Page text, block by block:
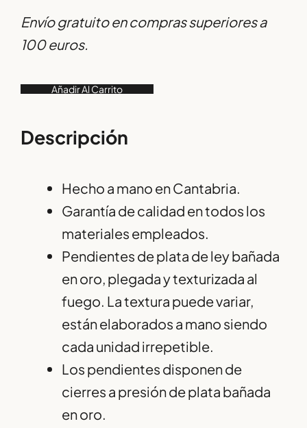
Envío gratuito en compras superiores a
100 euros.
Añadir Al Carrito
Descripción
Hecho a mano en Cantabria.
Garantía de calidad en todos los
materiales empleados.
Pendientes de plata de ley bañada
en oro, plegada y texturizada al
fuego. La textura puede variar,
están elaborados a mano siendo
cada unidad irrepetible.
Los pendientes disponen de
cierres a presión de plata bañada
en oro.